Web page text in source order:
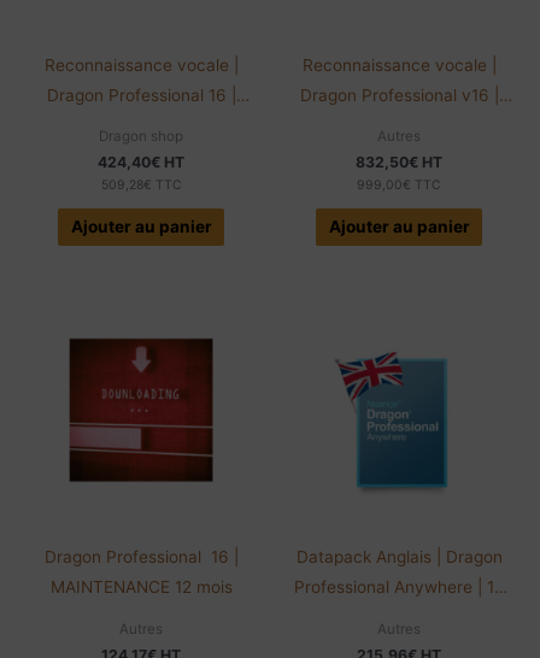
Reconnaissance vocale |
Dragon Professional 16 |
Dragon shop
424,40€ HT
509,28€ TTC
Ajouter au panier
Reconnaissance vocale |
Dragon Professional v16 |
Autres
832,50€ HT
999,00€ TTC
Ajouter au panier
Dragon Professional 16 |
MAINTENANCE 12 mois
Autres
124,17€ HT
Datapack Anglais | Dragon
Professional Anywhere | 12
Autres
215,96€ HT